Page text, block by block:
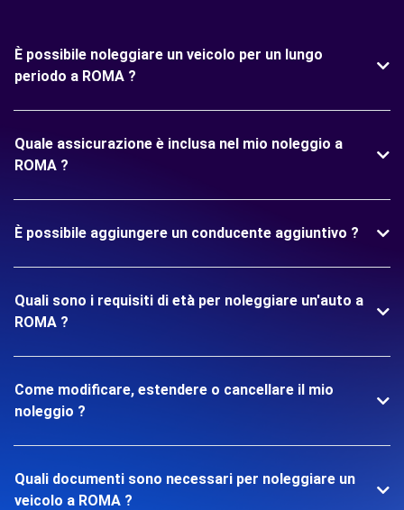
È possibile noleggiare un veicolo per un lungo
periodo a ROMA ?
Quale assicurazione è inclusa nel mio noleggio a
ROMA ?
È possibile aggiungere un conducente aggiuntivo ?
Quali sono i requisiti di età per noleggiare un'auto a
ROMA ?
Come modificare, estendere o cancellare il mio
noleggio ?
Quali documenti sono necessari per noleggiare un
veicolo a ROMA ?